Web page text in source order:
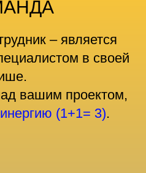
– является
в своей
вашим проектом,
(1+1= 3).